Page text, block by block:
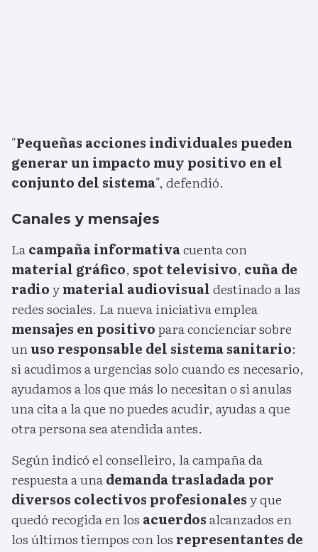
"Pequeñas acciones individuales pueden
generar un impacto muy positivo en el
conjunto del sistema", defendió.
Canales y mensajes
Lacampaña informativacuenta con
material gráfico, spot televisivo, cuña de
radioymaterial audiovisualdestinado a las
redes sociales. La nueva iniciativa emplea
mensajes en positivopara concienciar sobre
unuso responsable del sistema sanitario:
si acudimos a urgencias solo cuando es necesario,
ayudamos a los que más lo necesitan o si anulas
una cita a la que no puedes acudir, ayudas a que
otra persona sea atendida antes.
Según indicó el conselleiro, la campaña da
respuesta a unademanda trasladada por
diversos colectivos profesionalesy que
quedó recogida en los acuerdosalcanzados en
los últimos tiempos con los representantes de